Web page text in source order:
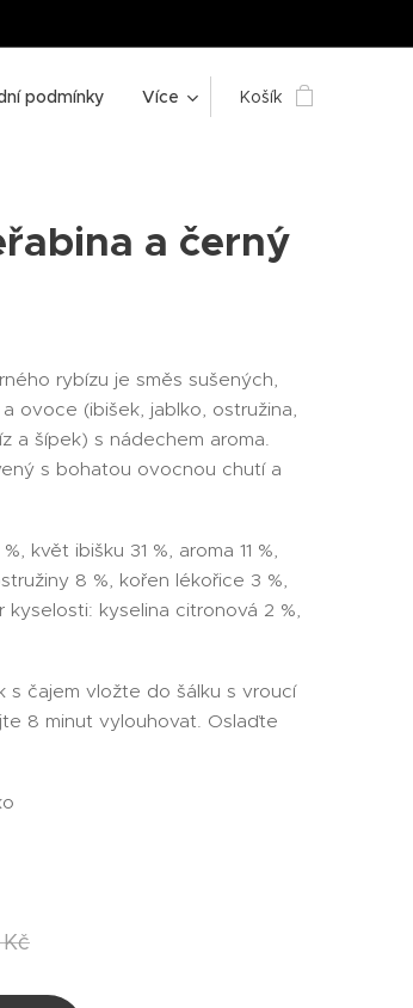
podmínky Více Košík
a černý
rybízu je směs sušených,
ovoce (ibišek, jablko, ostružina,
a šípek) s nádechem aroma.
s bohatou ovocnou chutí a
květ ibišku 31 %, aroma 11 %,
8 %, kořen lékořice 3 %,
kyselosti: kyselina citronová 2 %,
s čajem vložte do šálku s vroucí
8 minut vylouhovat. Oslaďte